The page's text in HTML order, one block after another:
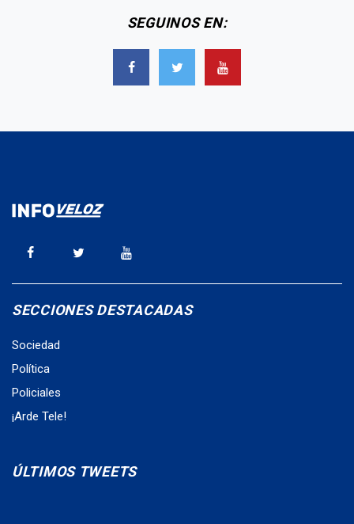
SEGUINOS EN:
SECCIONES DESTACADAS
Sociedad
Política
Policiales
¡Arde Tele!
ÚLTIMOS TWEETS